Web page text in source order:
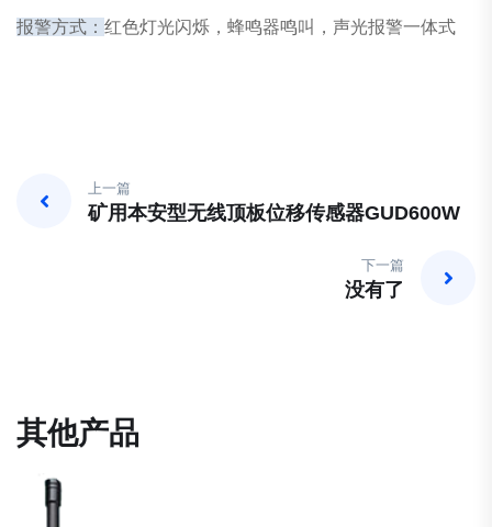
报警方式： 红色灯光闪烁，蜂鸣器鸣叫，声光报警一体式
上一篇
矿用本安型无线顶板位移传感器GUD600W
下一篇
没有了
其他产品